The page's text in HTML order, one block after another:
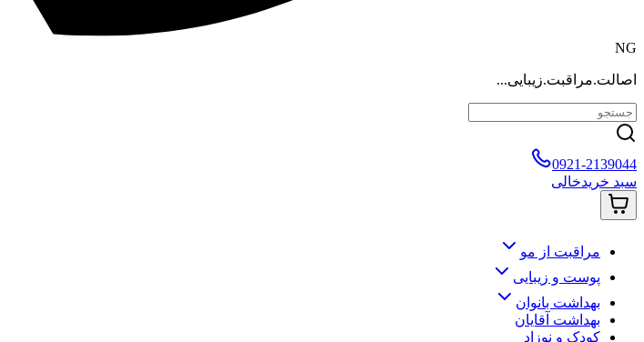
NG
اصالت.مراقبت.زیبایی...
0921-2139044
سبد خریدخالی
مراقبت از مو
پوست و زیبایی
بهداشت بانوان
بهداشت آقایان
کودک و نوزاد